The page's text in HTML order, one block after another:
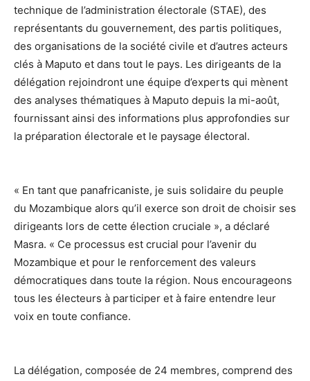
technique de l’administration électorale (STAE), des
représentants du gouvernement, des partis politiques,
des organisations de la société civile et d’autres acteurs
clés à Maputo et dans tout le pays. Les dirigeants de la
délégation rejoindront une équipe d’experts qui mènent
des analyses thématiques à Maputo depuis la mi-août,
fournissant ainsi des informations plus approfondies sur
la préparation électorale et le paysage électoral.
« En tant que panafricaniste, je suis solidaire du peuple
du Mozambique alors qu’il exerce son droit de choisir ses
dirigeants lors de cette élection cruciale », a déclaré
Masra. « Ce processus est crucial pour l’avenir du
Mozambique et pour le renforcement des valeurs
démocratiques dans toute la région. Nous encourageons
tous les électeurs à participer et à faire entendre leur
voix en toute confiance.
La délégation, composée de 24 membres, comprend des